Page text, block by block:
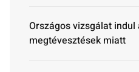
Országos vizsgálat
megtévesztések miatt